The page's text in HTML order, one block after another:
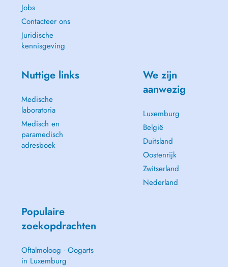
Jobs
Contacteer ons
Juridische
kennisgeving
Nuttige links
Medische
laboratoria
Medisch en
paramedisch
adresboek
We zijn
aanwezig
Luxemburg
België
Duitsland
Oostenrijk
Zwitserland
Nederland
Populaire
zoekopdrachten
Oftalmoloog - Oogarts
in Luxemburg